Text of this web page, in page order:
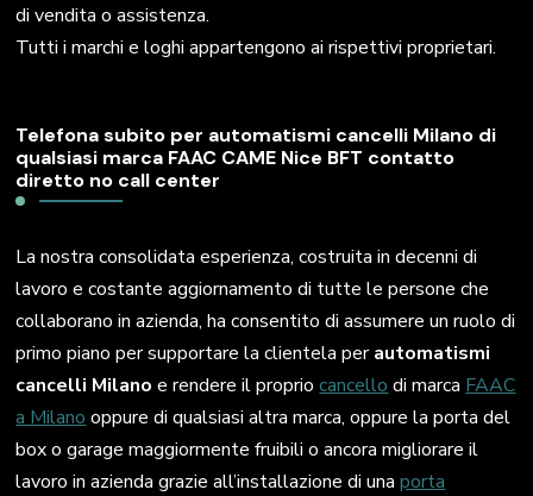
di vendita o assistenza.
Tutti i marchi e loghi appartengono ai rispettivi proprietari.
Telefona subito per automatismi cancelli Milano di
qualsiasi marca FAAC CAME Nice BFT contatto
diretto no call center
La nostra consolidata esperienza, costruita in decenni di
lavoro e costante aggiornamento di tutte le persone che
collaborano in azienda, ha consentito di assumere un ruolo di
primo piano per supportare la clientela perautomatismi
cancelli Milano e rendere il propriocancello di marca FAAC
a Milano oppure di qualsiasi altra marca, oppure la porta del
box o garage maggiormente fruibili o ancora migliorare il
lavoro in azienda grazie all’installazione di unaporta